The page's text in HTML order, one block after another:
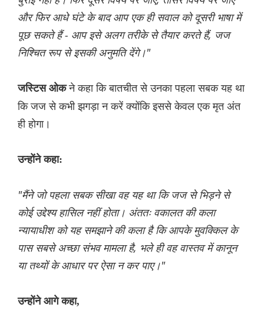
और फिर आधे घंटे के बाद आप एक ही सवाल को दूसरी भाषा में
पूछ सकते हैं - आप इसे अलग तरीके से तैयार करते हैं, जज
निश्चित रूप से इसकी अनुमति देंगे।"
जस्टिस ओकने कहा कि बातचीत से उनका पहला सबक यह था
कि जज से कभी झगड़ा न करें क्योंकि इससे केवल एक मृत अंत
ही होगा।
उन्होंने कहा:
"मैंने जो पहला सबक सीखा वह यह था कि जज से भिड़ने से
कोई उद्देश्य हासिल नहीं होता। अंततः वकालत की कला
न्यायाधीश को यह समझाने की कला है कि आपके मुवक्किल के
पास सबसे अच्छा संभव मामला है, भले ही वह वास्तव में कानून
या तथ्यों के आधार पर ऐसा न कर पाए।"
उन्होंने आगे कहा,